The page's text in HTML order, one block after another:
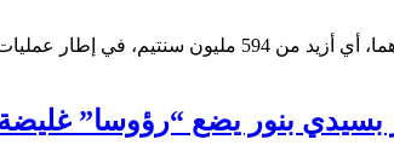
بسيدي بنور يضع “رؤوسا”